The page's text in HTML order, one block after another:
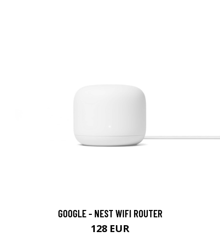
GOOGLE - NEST WIFI ROUTER
128 EUR